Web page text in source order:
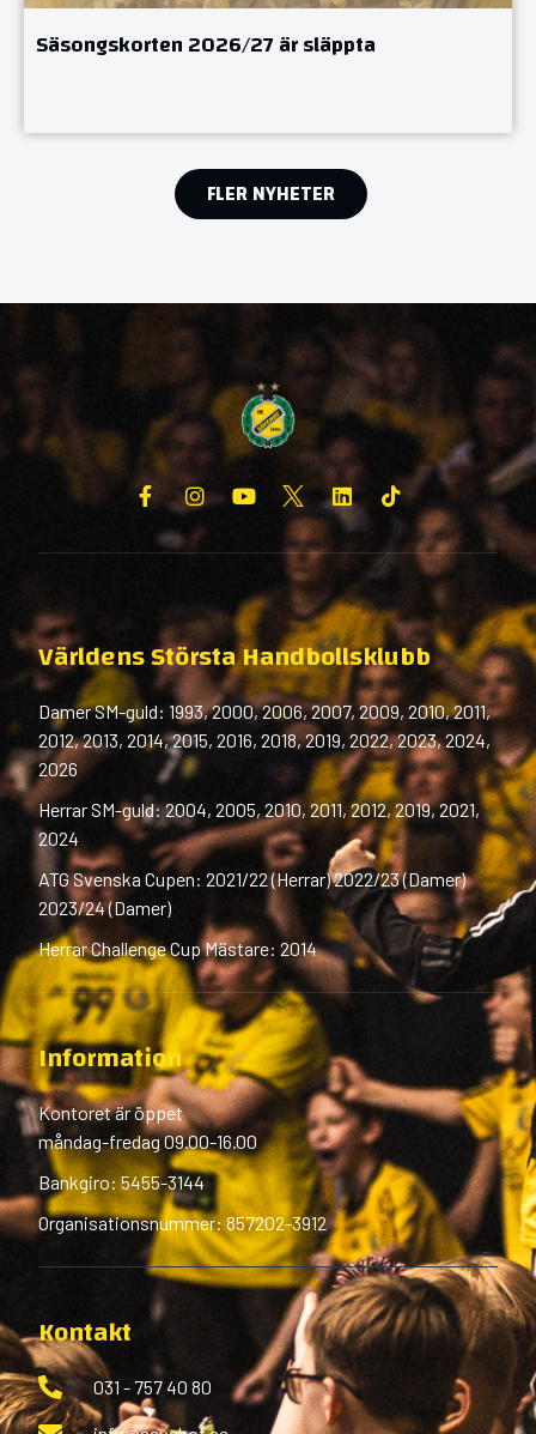
Säsongskorten 2026/27 är släppta
FLER NYHETER
Världens Största Handbollsklubb
Damer SM-guld: 1993, 2000, 2006, 2007, 2009, 2010, 2011,
2012, 2013, 2014, 2015, 2016, 2018, 2019, 2022, 2023, 2024,
2026
Herrar SM-guld: 2004, 2005, 2010, 2011, 2012, 2019, 2021,
2024
ATG Svenska Cupen: 2021/22 (Herrar) 2022/23 (Damer)
2023/24 (Damer)
Herrar Challenge Cup Mästare: 2014
Information
Kontoret är öppet
måndag-fredag 09.00-16.00
Bankgiro: 5455-3144
Organisationsnummer: 857202-3912
Kontakt
031 - 757 40 80